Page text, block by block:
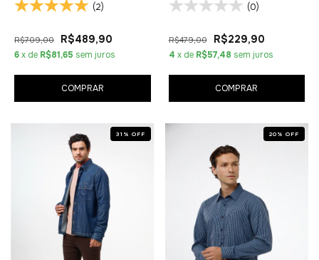
(2)
R$709,00 R$489,90
6x de R$81,65 sem juros
COMPRAR
(0)
R$479,00 R$229,90
4 x de R$57,48 sem juros
COMPRAR
31 % OFF 20 % OFF